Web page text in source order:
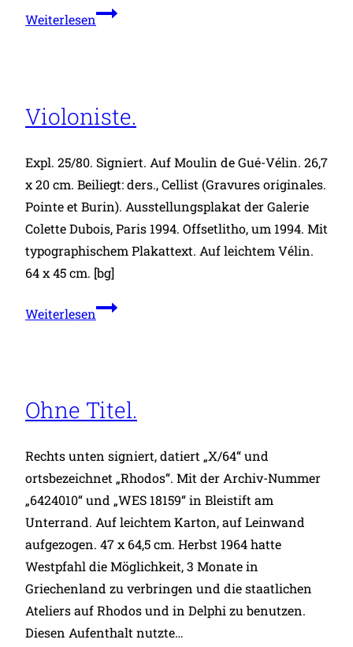
WeiterlesenStilleben
Tonkrug.
Violoniste.
Expl. 25/80. Signiert. Auf Moulin de Gué-Vélin. 26,7
x 20 cm. Beiliegt: ders., Cellist (Gravures originales.
Pointe et Burin). Ausstellungsplakat der Galerie
Colette Dubois, Paris 1994. Offsetlitho, um 1994. Mit
typographischem Plakattext. Auf leichtem Vélin.
64 x 45 cm. [bg]
WeiterlesenVioloniste.
Ohne Titel.
Rechts unten signiert, datiert „X/64“ und
ortsbezeichnet „Rhodos“. Mit der Archiv-Nummer
„6424010“ und „WES 18159“ in Bleistift am
Unterrand. Auf leichtem Karton, auf Leinwand
aufgezogen. 47 x 64,5 cm. Herbst 1964 hatte
Westpfahl die Möglichkeit, 3 Monate in
Griechenland zu verbringen und die staatlichen
Ateliers auf Rhodos und in Delphi zu benutzen.
Diesen Aufenthalt nutzte…